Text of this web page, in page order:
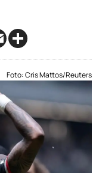
Foto: Cris Mattos/Reuters